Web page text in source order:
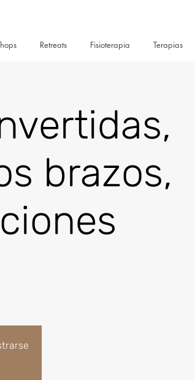
Retreats Fisioterapia Terapias
brazos,